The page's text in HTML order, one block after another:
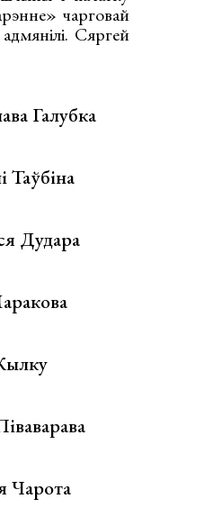
чарговай
Сяргей
Галубка
Дудара
Чарота